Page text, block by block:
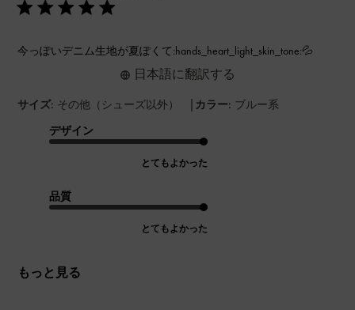
今っぽいデニム生地が夏ぽくて:hands_heart_light_skin_tone:💦
サイズ: その他（シューズ以外） | カラー: ブルー系
デザイン
とてもよかった
品質
とてもよかった
もっと見る
日本語に翻訳する